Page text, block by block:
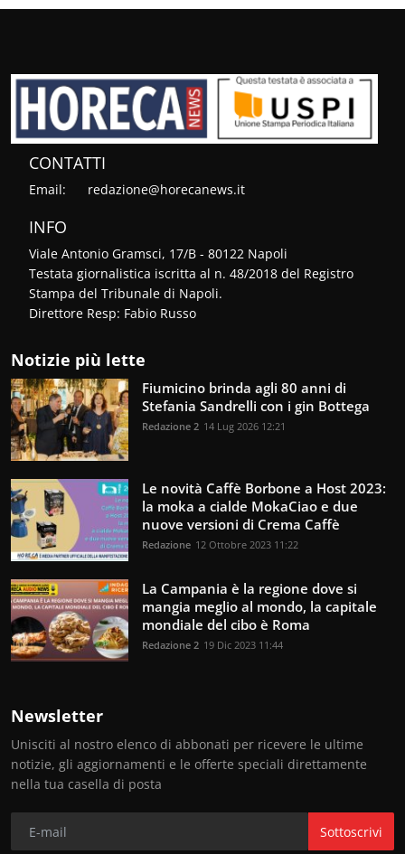
CONTATTI
Email: redazione@horecanews.it
INFO
Viale Antonio Gramsci, 17/B - 80122 Napoli
Testata giornalistica iscritta al n. 48/2018 del Registro
Stampa del Tribunale di Napoli.
Direttore Resp: Fabio Russo
Notizie più lette
Fiumicino brinda agli 80 anni di
Stefania Sandrelli con i gin Bottega
Redazione 2 14 Lug 2026 12:21
Le novità Caffè Borbone a Host 2023:
la moka a cialde MokaCiao e due
nuove versioni di Crema Caffè
Redazione 12 Ottobre 2023 11:22
La Campania è la regione dove si
mangia meglio al mondo, la capitale
mondiale del cibo è Roma
Redazione 2 19 Dic 2023 11:44
Newsletter
Unisciti al nostro elenco di abbonati per ricevere le ultime
notizie, gli aggiornamenti e le offerte speciali direttamente
nella tua casella di posta
Sottoscrivi